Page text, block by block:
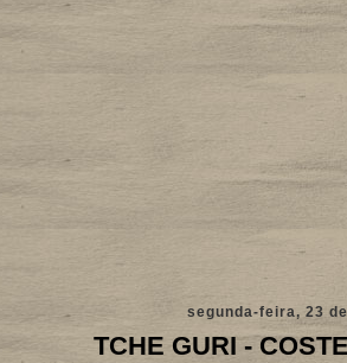
segunda-feira, 23
TCHE GURI -